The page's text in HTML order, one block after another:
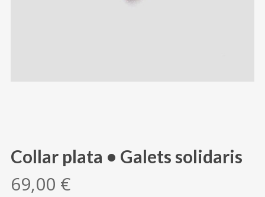
Collar plata • Galets solidaris
69,00 €